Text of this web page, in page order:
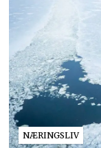
NÆRINGSLIV